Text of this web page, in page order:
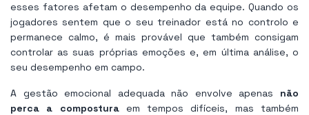
esses fatores afetam o desempenho da equipe. Quando os
jogadores sentem que o seu treinador está no controlo e
permanece calmo, é mais provável que também consigam
controlar as suas próprias emoções e, em última análise, o
seu desempenho em campo.
A gestão emocional adequada não envolve apenas não
perca a composturaem tempos difíceis, mas também